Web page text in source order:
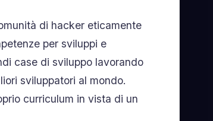
di hacker eticamente
per sviluppi e
case di sviluppo lavorando
sviluppatori al mondo.
curriculum in vista di un